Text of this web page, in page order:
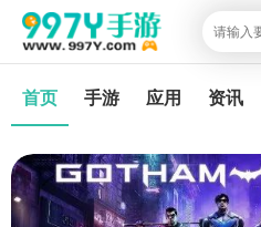
首页 手游 应用 资讯